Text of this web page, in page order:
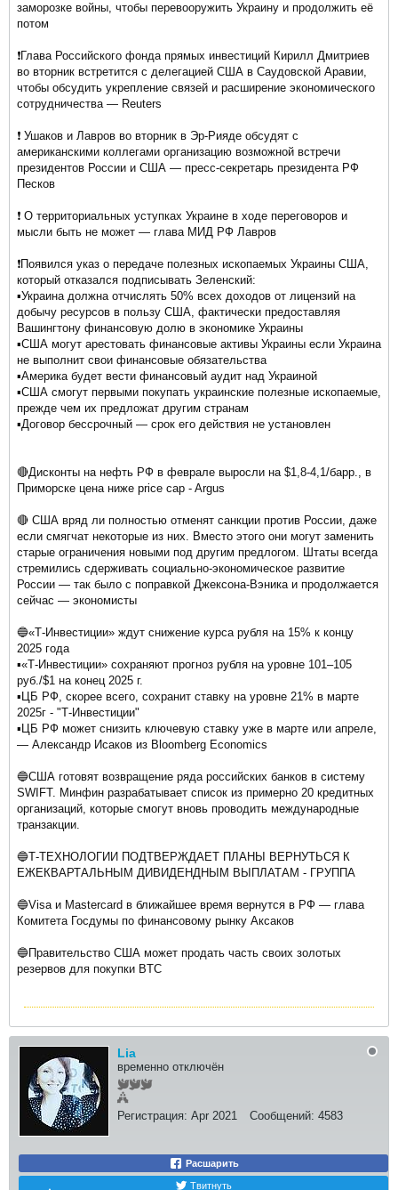
заморозке войны, чтобы перевооружить Украину и продолжить её
потом
❗️Глава Российского фонда прямых инвестиций Кирилл Дмитриев
во вторник встретится с делегацией США в Саудовской Аравии,
чтобы обсудить укрепление связей и расширение экономического
сотрудничества — Reuters
❗️ Ушаков и Лавров во вторник в Эр-Рияде обсудят с
американскими коллегами организацию возможной встречи
президентов России и США — пресс-секретарь президента РФ
Песков
❗️ О территориальных уступках Украине в ходе переговоров и
мысли быть не может — глава МИД РФ Лавров
❗️Появился указ о передаче полезных ископаемых Украины США,
который отказался подписывать Зеленский:
▪️Украина должна отчислять 50% всех доходов от лицензий на
добычу ресурсов в пользу США, фактически предоставляя
Вашингтону финансовую долю в экономике Украины
▪️США могут арестовать финансовые активы Украины если Украина
не выполнит свои финансовые обязательства
▪️Америка будет вести финансовый аудит над Украиной
▪️США смогут первыми покупать украинские полезные ископаемые,
прежде чем их предложат другим странам
▪️Договор бессрочный — срок его действия не установлен
🔴Дисконты на нефть РФ в феврале выросли на $1,8-4,1/барр., в
Приморске цена ниже price cap - Argus
🔴 США вряд ли полностью отменят санкции против России, даже
если смягчат некоторые из них. Вместо этого они могут заменить
старые ограничения новыми под другим предлогом. Штаты всегда
стремились сдерживать социально-экономическое развитие
России — так было с поправкой Джексона-Вэника и продолжается
сейчас — экономисты
🔵«Т-Инвестиции» ждут снижение курса рубля на 15% к концу
2025 года
▪️«Т-Инвестиции» сохраняют прогноз рубля на уровне 101–105
руб./$1 на конец 2025 г.
▪️ЦБ РФ, скорее всего, сохранит ставку на уровне 21% в марте
2025г - "Т-Инвестиции"
▪️ЦБ РФ может снизить ключевую ставку уже в марте или апреле,
— Александр Исаков из Bloomberg Economics
🔵США готовят возвращение ряда российских банков в систему
SWIFT. Минфин разрабатывает список из примерно 20 кредитных
организаций, которые смогут вновь проводить международные
транзакции.
🔵Т-ТЕХНОЛОГИИ ПОДТВЕРЖДАЕТ ПЛАНЫ ВЕРНУТЬСЯ К
ЕЖЕКВАРТАЛЬНЫМ ДИВИДЕНДНЫМ ВЫПЛАТАМ - ГРУППА
🔵Visa и Mastercard в ближайшее время вернутся в РФ — глава
Комитета Госдумы по финансовому рынку Аксаков
🔵Правительство США может продать часть своих золотых
резервов для покупки BTC
Lia
временно отключён
Регистрация: Apr 2021 Сообщений: 4583
Расшарить
Твитнуть